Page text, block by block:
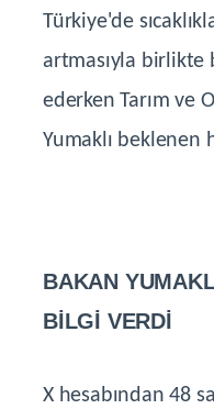
Türkiye'de
artmasıyla birlikte
ederken Tarım ve
Yumaklı beklenen
BAKAN
BİLGİ VERDİ
X hesabından 48